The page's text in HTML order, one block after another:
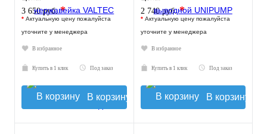
3 650 руб.*
* Актуальную цену пожалуйста
уточните у менеджера
В избранное
Купить в 1 клик Под заказ
В корзину
2 740 руб.*
* Актуальную цену пожалуйста
уточните у менеджера
В избранное
Купить в 1 клик Под заказ
В корзину